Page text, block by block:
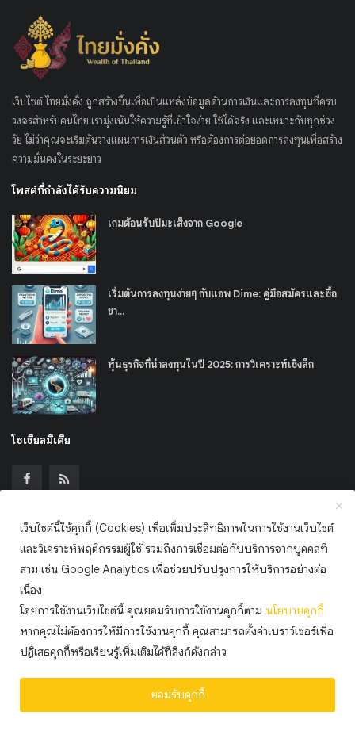
เว็บไซต์ ไทยมั่งคั่ง ถูกสร้างขึ้นเพื่อเป็นแหล่งข้อมูลด้านการเงินและการลงทุนที่ครบ
วงจรสำหรับคนไทย เรามุ่งเน้นให้ความรู้ที่เข้าใจง่าย ใช้ได้จริง และเหมาะกับทุกช่วง
วัย ไม่ว่าคุณจะเริ่มต้นวางแผนการเงินส่วนตัว หรือต้องการต่อยอดการลงทุนเพื่อสร้าง
ความมั่นคงในระยะยาว
โพสต์ที่กำลังได้รับความนิยม
เกมต้อนรับปีมะเส็งจาก Google
เริ่มต้นการลงทุนง่ายๆ กับแอพ Dime: คู่มือสมัครและซื้อ
ขา...
หุ้นธุรกิจที่น่าลงทุนในปี 2025: การวิเคราะห์เชิงลึก
โซเชียลมีเดีย
เข้าร่วมจดหมายข่าวของเรา
สมัครสมาชิก
สงวนลิขสิทธิ์ © 2568 ไทยมั่งคั่งดอทคอม
ข้อกำหนดและเงื่อนไข นโยบายคุกกี้ (Cookie Policy) แลกลิ้ง
เว็บไซต์นี้ใช้คุกกี้ (Cookies) เพื่อเพิ่มประสิทธิภาพในการใช้งานเว็บไซต์
และวิเคราะห์พฤติกรรมผู้ใช้ รวมถึงการเชื่อมต่อกับบริการจากบุคคลที่
สาม เช่น Google Analytics เพื่อช่วยปรับปรุงการให้บริการอย่างต่อ
เนื่อง
โดยการใช้งานเว็บไซต์นี้ คุณยอมรับการใช้งานคุกกี้ตาม นโยบายคุกกี้
หากคุณไม่ต้องการให้มีการใช้งานคุกกี้ คุณสามารถตั้งค่าเบราว์เซอร์เพื่อ
ปฏิเสธคุกกี้หรือเรียนรู้เพิ่มเติมได้ที่ลิงก์ดังกล่าว
ยอมรับคุกกี้